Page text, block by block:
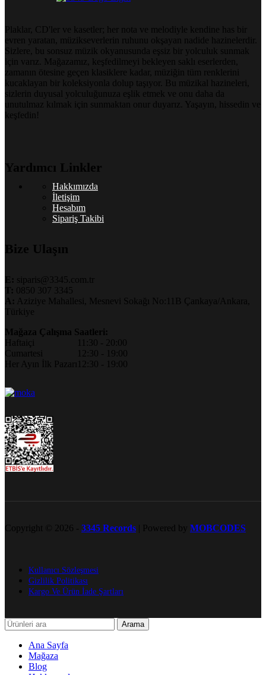
Plaklar, CD'ler ve kasetler; her nota ve melodiyle kendine has bir
evren yaratan, müzikseverlerin ruhunu okşayan nadide hazinelerdir.
Sizlere, bu sonsuz müzik okyanusunda eşsiz bir yolculuk sunmak
için varız. Mağazamız, keşfedilmeyi bekleyen saklı eserlerden,
zamanın ötesine geçen klasiklere kadar, müziğin tüm renklerini
kucaklayan bir koleksiyonla dolup taşıyor. Bu müzikal hazineleri,
sizlerin duyusal yolculuğunuza eşlik etmek ve onu daha da
unutulmaz kılmak için sunmaktan onur duyarız. Yaşayın, hissedin ve
keşfedin!
Yardımcı Linkler
Hakkımızda
İletişim
Hesabım
Sipariş Takibi
Bize Ulaşın
E: siparis@3345.com.tr
T: 0850 307 3345
A: Aziziye Mahallesi, Mesnevi Sokağı No:11B Çankaya/Ankara,
Türkiye
Mağaza Çalışma Saatleri:
Haftaiçi
Cumartesi
Her Ayın İlk Pazarı
11:30 - 20:00
12:30 - 19:00
12:30 - 19:00
Copyright © 2026 - 3345 Records | Powered by MOBCODES
Kullanıcı Sözleşmesi
Gizlilik Politikası
Kargo Ve Ürün İade Şartları
Arama
Ana Sayfa
Mağaza
Blog